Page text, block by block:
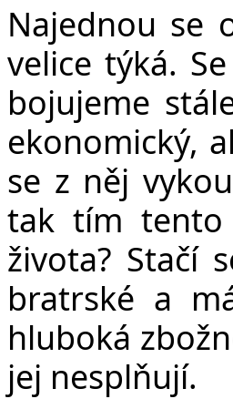
Najednou se
velice týká.
bojujeme
ekonomický,
se z něj
tak tím tento
života? Stačí
bratrské a
hluboká
jej nesplňují.